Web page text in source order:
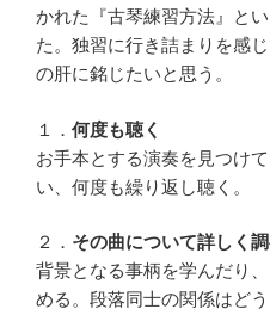
かれた『古琴練習方法』と
た。独習に行き詰まりを感
の肝に銘じたいと思う。
１． 何度も聴く
お手本とする演奏を見つけ
い、何度も繰り返し聴く。
２． その曲について詳しく
背景となる事柄を学んだり
める。段落同士の関係はど